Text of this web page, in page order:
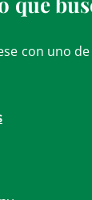
con uno